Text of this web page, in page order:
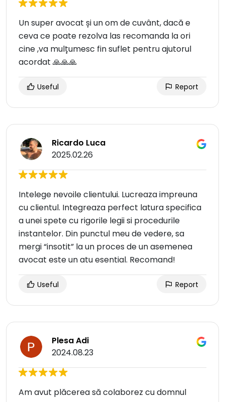
Un super avocat și un om de cuvânt, dacă e
ceva ce poate rezolva las recomanda la ori
cine ,va mulțumesc fin suflet pentru ajutorul
acordat 🙏🙏🙏
Useful Report
Ricardo Luca
2025.02.26
Intelege nevoile clientului. Lucreaza impreuna
cu clientul. Integreaza perfect latura specifica
a unei spete cu rigorile legii si procedurile
instantelor. Din punctul meu de vedere, sa
mergi “insotit” la un proces de un asemenea
avocat este un atu esential. Recomand!
Useful Report
Plesa Adi
2024.08.23
Am avut plăcerea să colaborez cu domnul